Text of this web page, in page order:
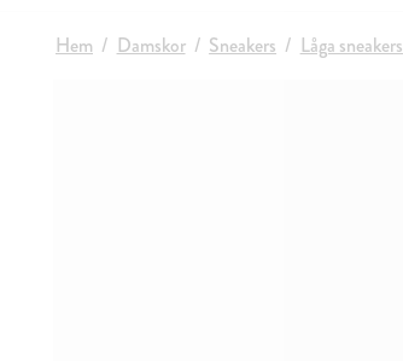
Hem Damskor Sneakers Låga sneakers